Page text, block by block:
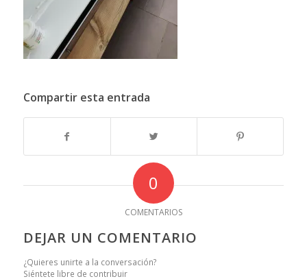
Compartir esta entrada
0
COMENTARIOS
DEJAR UN COMENTARIO
¿Quieres unirte a la conversación?
Siéntete libre de contribuir